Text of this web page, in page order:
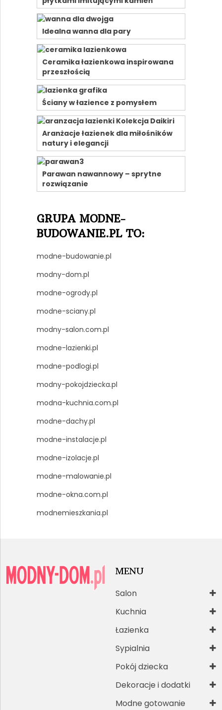
Idealna wanna dla pary
Ceramika łazienkowa inspirowana
przeszłością
Ściany w łazience z pomysłem
Aranżacje łazienek dla miłośników
natury i elegancji
Parawan nawannowy – sprytne
rozwiązanie
GRUPA MODNE-
BUDOWANIE.PL TO:
modne-budowanie.pl
modny-dom.pl
modne-ogrody.pl
modne-sciany.pl
modny-salon.com.pl
modne-lazienki.pl
modne-podlogi.pl
modny-pokojdziecka.pl
modna-kuchnia.com.pl
modne-dachy.pl
modne-instalacje.pl
modne-izolacje.pl
modne-malowanie.pl
modne-okna.com.pl
modnemieszkania.pl
MENU
Salon
Kuchnia
Łazienka
Sypialnia
Pokój dziecka
Dekoracje i dodatki
Modne gotowanie